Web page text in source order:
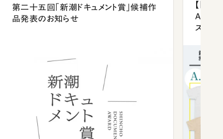
第二十五回「新潮ドキュメント賞」候補作
品発表のお知らせ
【「新
ズプレ